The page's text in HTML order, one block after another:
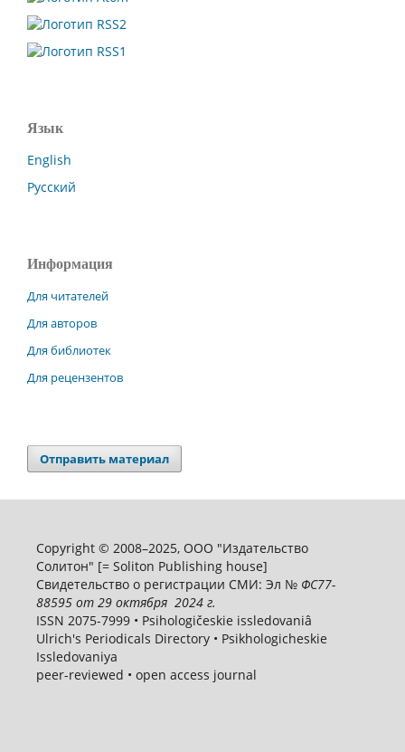
Язык
English
Русский
Информация
Для читателей
Для авторов
Для библиотек
Для рецензентов
Отправить материал
Copyright © 2008–2025, ООО "Издательство
Солитон" [= Soliton Publishing house]
Свидетельство о регистрации СМИ: Эл № ФС77-
88595от 29 октября 2024 г.
ISSN 2075-7999 • Psihologičeskie issledovaniâ
Ulrich's Periodicals Directory • Psikhologicheskie
Issledovaniya
peer-reviewed • open access journal